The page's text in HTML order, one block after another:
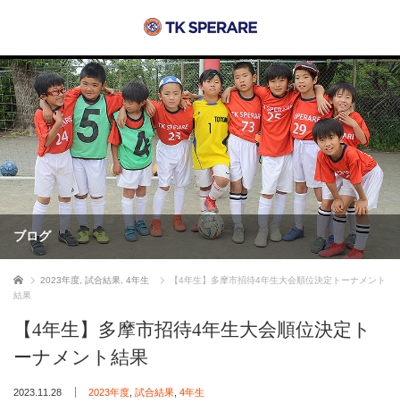
ブログ
ホーム 2023年度 試合結果 4年生
【4年生】多摩市招待4年生大会順位決定トーナメント
結果
【4年生】多摩市招待4年生大会順位決定ト
ーナメント結果
2023.11.28 2023年度 試合結果 4年生